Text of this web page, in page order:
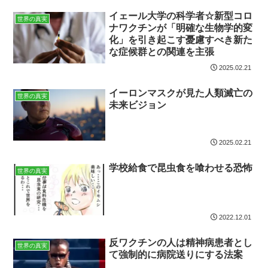
世界の真実
イェール大学の科学者☆新型コロ
ナワクチンが「明確な生物学的変
化」を引き起こす憂慮すべき新た
な症候群との関連を主張
2025.02.21
世界の真実
イーロンマスクが見た人類滅亡の
未来ビジョン
2025.02.21
世界の真実 学校給食で昆虫食を喰わせる恐怖
2022.12.01
世界の真実
反ワクチンの人は精神病患者とし
て強制的に病院送りにする法案